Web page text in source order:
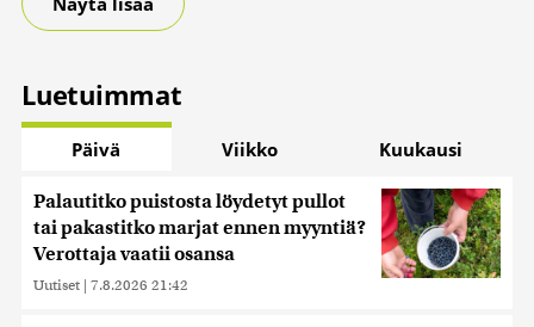
Luetuimmat
Päivä Viikko Kuukausi
Palautitko puistosta löydetyt pullot
tai pakastitko marjat ennen myyntiä?
Verottaja vaatii osansa
Uutiset | 7.8.2026 21:42